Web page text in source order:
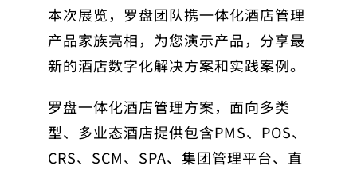
本次展览，罗盘团队携一体化酒店管理
产品家族亮相，为您演示产品，分享最
新的酒店数字化解决方案和实践案例。
罗盘一体化酒店管理方案，面向多类
型、多业态酒店提供包含PMS、POS、
CRS、SCM、SPA、集团管理平台、直